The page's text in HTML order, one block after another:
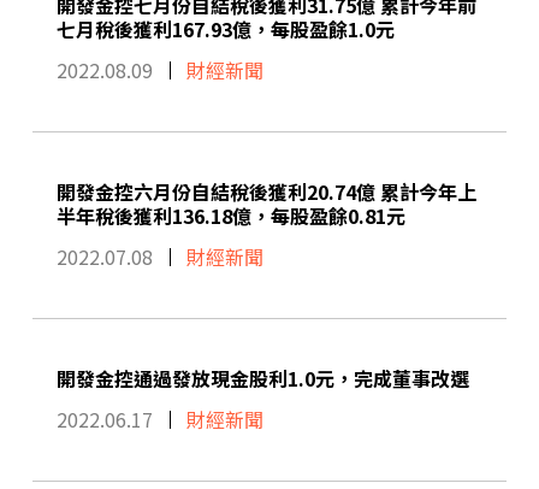
七月稅後獲利167.93億，每股盈餘1.0元
2022.08.09
財經新聞
開發金控六月份自結稅後獲利20.74億 累計今年上
半年稅後獲利136.18億，每股盈餘0.81元
2022.07.08
財經新聞
開發金控通過發放現金股利1.0元，完成董事改選
2022.06.17
財經新聞